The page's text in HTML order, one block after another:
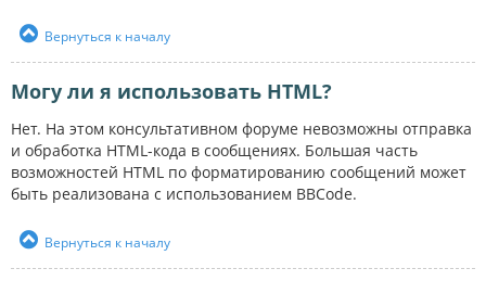
Вернуться к началу
Могу ли я использовать HTML?
Нет. На этом консультативном форуме невозможны отправка
и обработка HTML-кода в сообщениях. Большая часть
возможностей HTML по форматированию сообщений может
быть реализована с использованием BBCode.
Вернуться к началу